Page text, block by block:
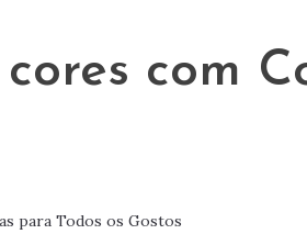
com
para Todos os Gostos